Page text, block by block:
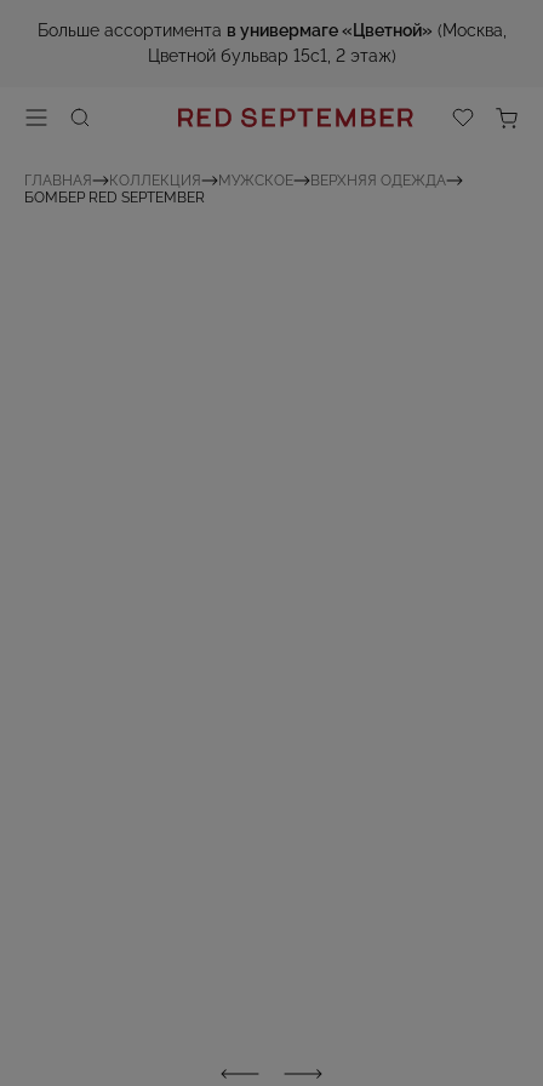
Больше ассортимента в универмаге «Цветной» (Москва,
Цветной бульвар 15с1, 2 этаж)
ГЛАВНАЯ КОЛЛЕКЦИЯ МУЖСКОЕ
ВЕРХНЯЯ ОДЕЖДА
БОМБЕР RED SEPTEMBER